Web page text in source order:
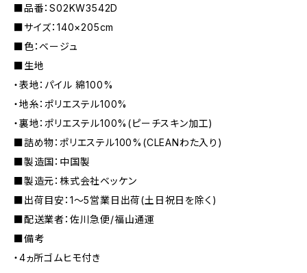
■品番：S02KW3542D
■サイズ：140×205cm
■色：ベージュ
■生地
・表地：パイル 綿100%
・地糸：ポリエステル100%
・裏地：ポリエステル100%(ピーチスキン加工)
■詰め物：ポリエステル100%(CLEANわた入り)
■製造国：中国製
■製造元：株式会社ベッケン
■出荷目安：1〜5営業日出荷(土日祝日を除く)
■配送業者：佐川急便/福山通運
■備考
・4ヵ所ゴムヒモ付き